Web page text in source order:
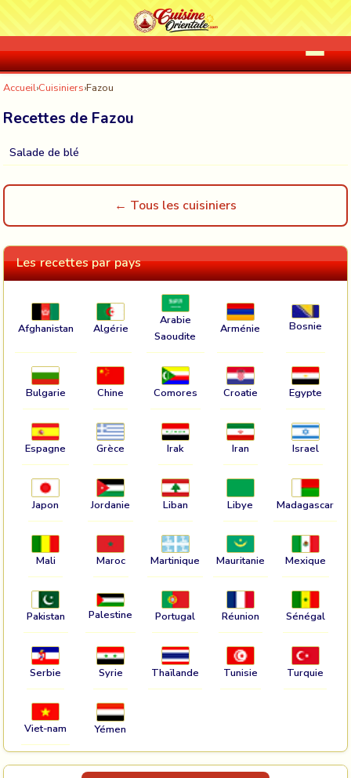
Accueil›Cuisiniers›Fazou
Recettes de Fazou
Salade de blé
← Tous les cuisiniers
Les recettes par pays
Afghanistan Algérie
Arabie
Saoudite
Arménie Bosnie
Bulgarie Chine Comores Croatie Egypte
Espagne Grèce Irak Iran Israel
Japon Jordanie Liban Libye Madagascar
Mali Maroc Martinique Mauritanie Mexique
Pakistan Palestine Portugal Réunion Sénégal
Serbie Syrie Thaïlande Tunisie Turquie
Viet-nam Yémen